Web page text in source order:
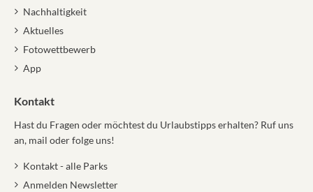
Nachhaltigkeit
Aktuelles
Fotowettbewerb
App
Kontakt
Hast du Fragen oder möchtest du Urlaubstipps erhalten? Ruf uns
an, mail oder folge uns!
Kontakt - alle Parks
Anmelden Newsletter